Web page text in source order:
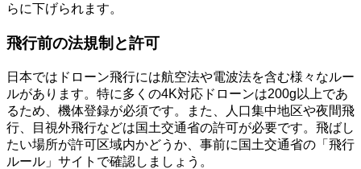
らに下げられます。
飛行前の法規制と許可
日本ではドローン飛行には航空法や電波法を含む様々なルー
ルがあります。特に多くの4K対応ドローンは200g以上であ
るため、機体登録が必須です。また、人口集中地区や夜間飛
行、目視外飛行などは国土交通省の許可が必要です。飛ばし
たい場所が許可区域内かどうか、事前に国土交通省の「飛行
ルール」サイトで確認しましょう。